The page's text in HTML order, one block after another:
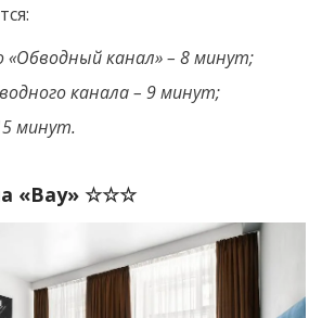
канал» – 8 минут;
канала – 9 минут;
минут.
«Вау» ☆☆☆